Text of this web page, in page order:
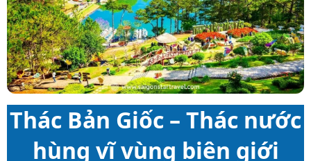
Thác Bản Giốc – Thác nước
hùng vĩ vùng biên giới